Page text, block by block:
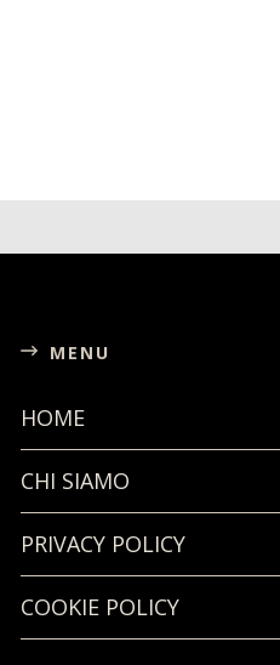
MENU
HOME
CHI SIAMO
PRIVACY POLICY
COOKIE POLICY